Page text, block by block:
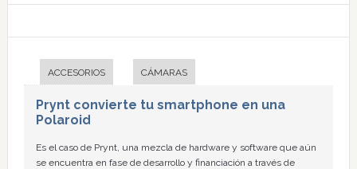
ACCESORIOS CÁMARAS
Prynt convierte tu smartphone en una
Polaroid
Es el caso de Prynt, una mezcla de hardware y software que aún
se encuentra en fase de desarrollo y financiación a través de